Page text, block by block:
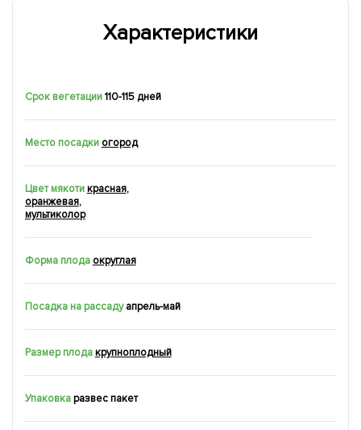
Характеристики
Срок вегетации 110-115 дней
Место посадки огород
Цвет мякотикрасная,
оранжевая,
мультиколор
Форма плода округлая
Посадка на рассаду апрель-май
Размер плодакрупноплодный
Упаковкаразвес пакет